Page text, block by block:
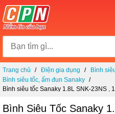
Chuyển
đến
nội
Trang chủ Điện gia dụng
Bình
Bình siêu tốc, ấm đun Sanaky
Bình siêu tốc Sanaky 1.8L SNK-23NS ,
Bình Siêu Tốc Sanaky